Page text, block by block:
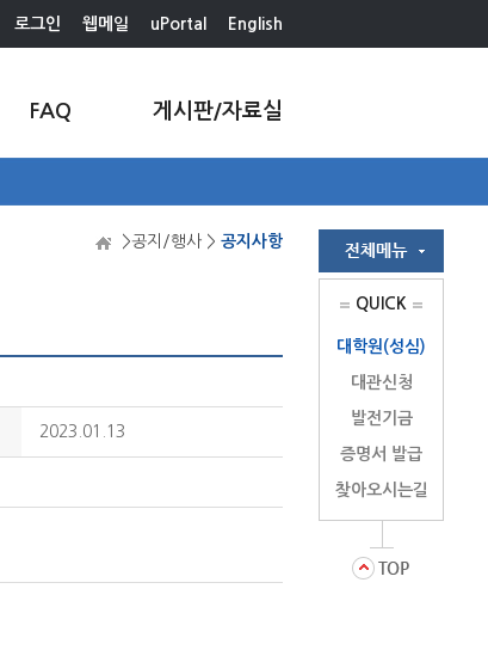
로그인 웹메일 uPortal English
FAQ 게시판/자료실
>공지/행사 > 공지사항
2023.01.13
QUICK
대학원(성심)
대관신청
발전기금
증명서 발급
찾아오시는길